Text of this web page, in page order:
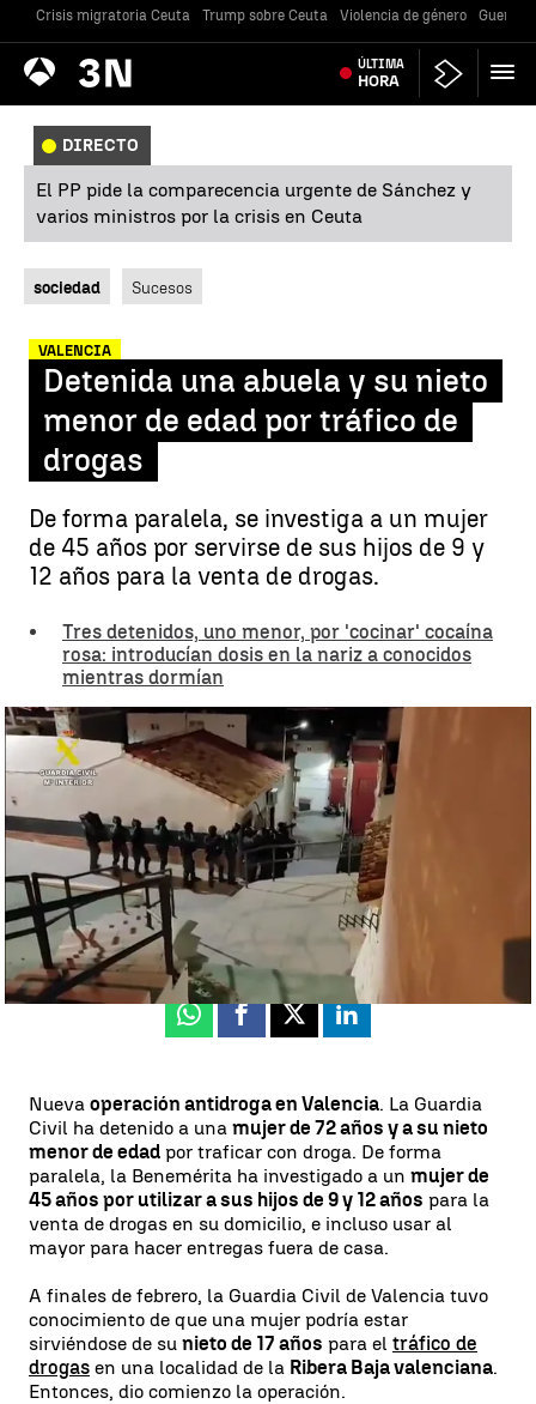
Crisis migratoria Ceuta Trump sobre Ceuta Violencia de género Guerra
Antena
3 Noticias ÚLTIMA
HORA
DIRECTO
El PP pide la comparecencia urgente de Sánchez y
varios ministros por la crisis en Ceuta
sociedad Sucesos
VALENCIA
Detenida una abuela y su nieto
menor de edad por tráfico de
drogas
De forma paralela, se investiga a un mujer
de 45 años por servirse de sus hijos de 9 y
12 años para la venta de drogas.
Tres detenidos, uno menor, por 'cocinar' cocaína
rosa: introducían dosis en la nariz a conocidos
mientras dormían
Abuela y nieto, detenidos |
Detenida una abuela y su nieto menor de
edad por tráfico de drogas
María Gil
Actualizado:
29 de marzo de 2024, 13:07
Publicado:
29 de marzo de 2024, 11:30
Whatsapp
Facebook
X Linkedin
Nueva operación antidroga en Valencia. La Guardia
Civil ha detenido a una mujer de 72 años y a su nieto
menor de edad por traficar con droga. De forma
paralela, la Benemérita ha investigado a un mujer de
45 años por utilizar a sus hijos de 9 y 12 años para la
venta de drogas en su domicilio, e incluso usar al
mayor para hacer entregas fuera de casa.
A finales de febrero, la Guardia Civil de Valencia tuvo
conocimiento de que una mujer podría estar
sirviéndose de su nieto de 17 años para el tráfico de
drogas en una localidad de la Ribera Baja valenciana.
Entonces, dio comienzo la operación.